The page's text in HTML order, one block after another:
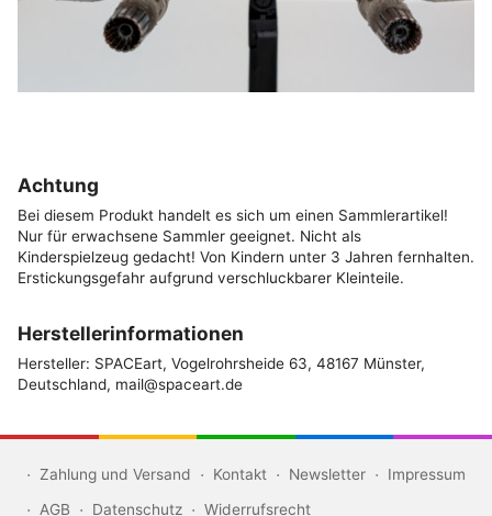
Achtung
Bei diesem Produkt handelt es sich um einen Sammlerartikel!
Nur für erwachsene Sammler geeignet. Nicht als
Kinderspielzeug gedacht! Von Kindern unter 3 Jahren fernhalten.
Erstickungsgefahr aufgrund verschluckbarer Kleinteile.
Herstellerinformationen
Hersteller: SPACEart, Vogelrohrsheide 63, 48167 Münster,
Deutschland, mail@spaceart.de
Zahlung und Versand Kontakt Newsletter
Impressum
AGB
Datenschutz Widerrufsrecht